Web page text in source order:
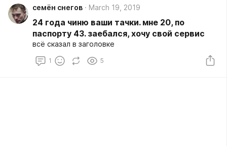
семён снегов March 19, 2019
24 года чиню ваши тачки. мне 20, по
паспорту 43. заебался, хочу свой сервис
всё сказал в заголовке
1 5